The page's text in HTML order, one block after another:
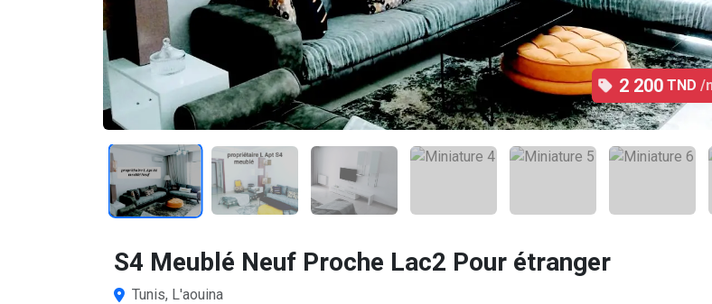
2 200 TND /
1/12
S4 Meublé Neuf Proche Lac2 Pour étranger
Tunis, L'aouina